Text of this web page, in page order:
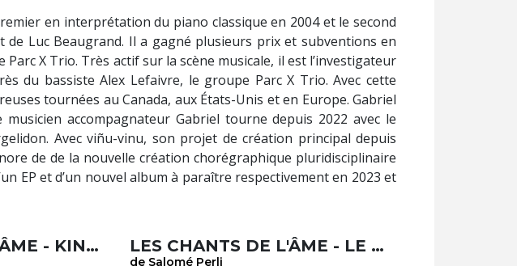
en interprétation du piano classique en 2004 et le second
Luc Beaugrand. Il a gagné plusieurs prix et subventions en
X Trio. Très actif sur la scène musicale, il est l’investigateur
du bassiste Alex Lefaivre, le groupe Parc X Trio. Avec cette
tournées au Canada, aux États-Unis et en Europe. Gabriel
accompagnateur Gabriel tourne depuis 2022 avec le
Avec viñu-vinu, son projet de création principal depuis
de de la nouvelle création chorégraphique pluridisciplinaire
EP et d’un nouvel album à paraître respectivement en 2023 et
LES CHANTS DE L'ÂME - KINDNESS LES CHANTS DE L'ÂME - LE CHOEUR DE L'AUBE
de Salomé Perli